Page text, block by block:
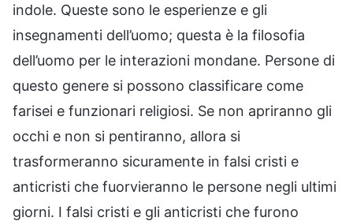
indole. Queste sono le esperienze e gli
insegnamenti dell’uomo; questa è la filosofia
dell’uomo per le interazioni mondane. Persone di
questo genere si possono classificare come
farisei e funzionari religiosi. Se non apriranno gli
occhi e non si pentiranno, allora si
trasformeranno sicuramente in falsi cristi e
anticristi che fuorvieranno le persone negli ultimi
giorni. I falsi cristi e gli anticristi che furono